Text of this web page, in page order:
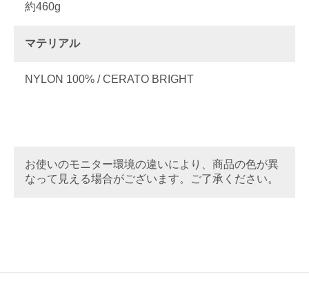
約460g
マテリアル
NYLON 100% / CERATO BRIGHT
お使いのモニター環境の違いにより、商品の色が異
なって見える場合がございます。ご了承ください。